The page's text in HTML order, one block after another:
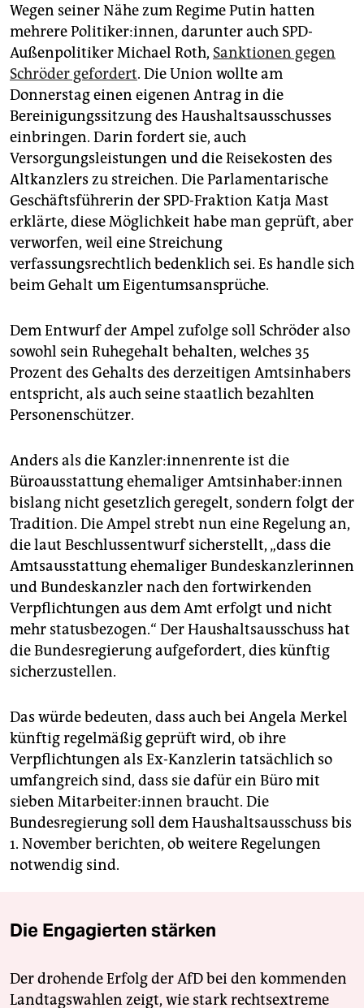
Wegen seiner Nähe zum Regime Putin hatten
mehrere Politiker:innen, darunter auch SPD-
Außenpolitiker Michael Roth, Sanktionen gegen
Schröder gefordert. Die Union wollte am
Donnerstag einen eigenen Antrag in die
Bereinigungssitzung des Haushaltsausschusses
einbringen. Darin fordert sie, auch
Versorgungsleistungen und die Reisekosten des
Altkanzlers zu streichen. Die Parlamentarische
Geschäftsführerin der SPD-Fraktion Katja Mast
erklärte, diese Möglichkeit habe man geprüft, aber
verworfen, weil eine Streichung
verfassungsrechtlich bedenklich sei. Es handle sich
beim Gehalt um Eigentumsansprüche.
Dem Entwurf der Ampel zufolge soll Schröder also
sowohl sein Ruhegehalt behalten, welches 35
Prozent des Gehalts des derzeitigen Amtsinhabers
entspricht, als auch seine staatlich bezahlten
Personenschützer.
Anders als die Kanz­le­r:in­nen­ren­te ist die
Büroausstattung ehemaliger Amts­in­ha­be­r:in­nen
bislang nicht gesetzlich geregelt, sondern folgt der
Tradition. Die Ampel strebt nun eine Regelung an,
die laut Beschlussentwurf sicherstellt, „dass die
Amtsausstattung ehemaliger Bundeskanzlerinnen
und Bundeskanzler nach den fortwirkenden
Verpflichtungen aus dem Amt erfolgt und nicht
mehr statusbezogen.“ Der Haushaltsausschuss hat
die Bundesregierung aufgefordert, dies künftig
sicherzustellen.
Das würde bedeuten, dass auch bei Angela Merkel
künftig regelmäßig geprüft wird, ob ihre
Verpflichtungen als Ex-Kanzlerin tatsächlich so
umfangreich sind, dass sie dafür ein Büro mit
sieben Mit­ar­bei­te­r:in­nen braucht. Die
Bundesregierung soll dem Haushaltsausschuss bis
1. November berichten, ob weitere Regelungen
notwendig sind.
Die Engagierten stärken
Der drohende Erfolg der AfD bei den kommenden
Landtagswahlen zeigt, wie stark rechtsextreme